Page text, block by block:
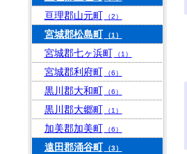
亘理郡山元町 （2）
宮城郡松島町 （1）
宮城郡七ヶ浜町 （1）
宮城郡利府町 （6）
黒川郡大和町 （6）
黒川郡大郷町 （1）
加美郡加美町 （6）
遠田郡涌谷町 （3）